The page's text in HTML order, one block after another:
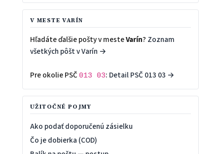
V MESTE VARÍN
Hľadáte ďalšie pošty v mesteVarín? Zoznam
všetkých pôšt v Varín →
Pre okolie PSČ 013 03: Detail PSČ 013 03 →
UŽITOČNÉ POJMY
Ako podať doporučenú zásielku
Čo je dobierka (COD)